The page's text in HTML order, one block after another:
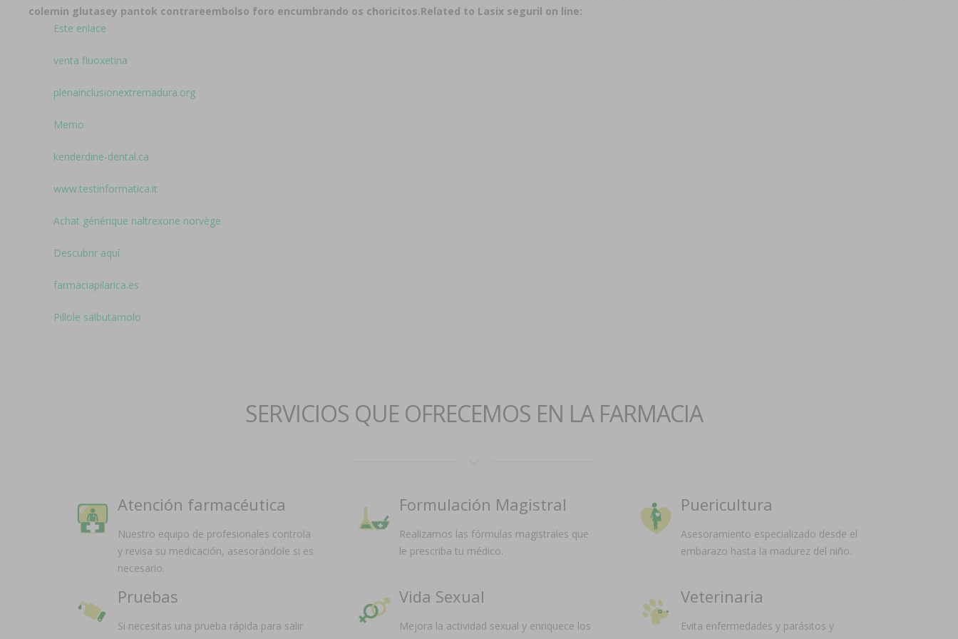
colemin glutasey pantok contrareembolso foro encumbrando os choricitos.Related to Lasix seguril on line:
Este enlace
venta fluoxetina
plenainclusionextremadura.org
Memo
kenderdine-dental.ca
www.testinformatica.it
Achat générique naltrexone norvège
Descubrir aquí
farmaciapilarica.es
Pillole salbutamolo
SERVICIOS QUE OFRECEMOS EN LA FARMACIA
Atención farmacéutica
Nuestro equipo de profesionales controla
y revisa su medicación, asesorándole si es
necesario.
Formulación Magistral
Realizamos las fórmulas magistrales que
le prescriba tu médico.
Puericultura
Asesoramiento especializado desde el
embarazo hasta la madurez del niño.
Pruebas
Si necesitas una prueba rápida para salir
Vida Sexual
Mejora la actividad sexual y enriquece los
Veterinaria
Evita enfermedades y parásitos y